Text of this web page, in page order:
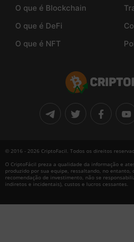
O que é Blockchain
O que é DeFi
O que é NFT
© 2016 - 2026 CriptoFacil. Todos os direitos
O CriptoFácil preza a qualidade da informação e
produzido por sua equipe, ressaltando, no entanto,
recomendação de investimento, não se
indiretos e incidentais), custos e lucros cessantes.